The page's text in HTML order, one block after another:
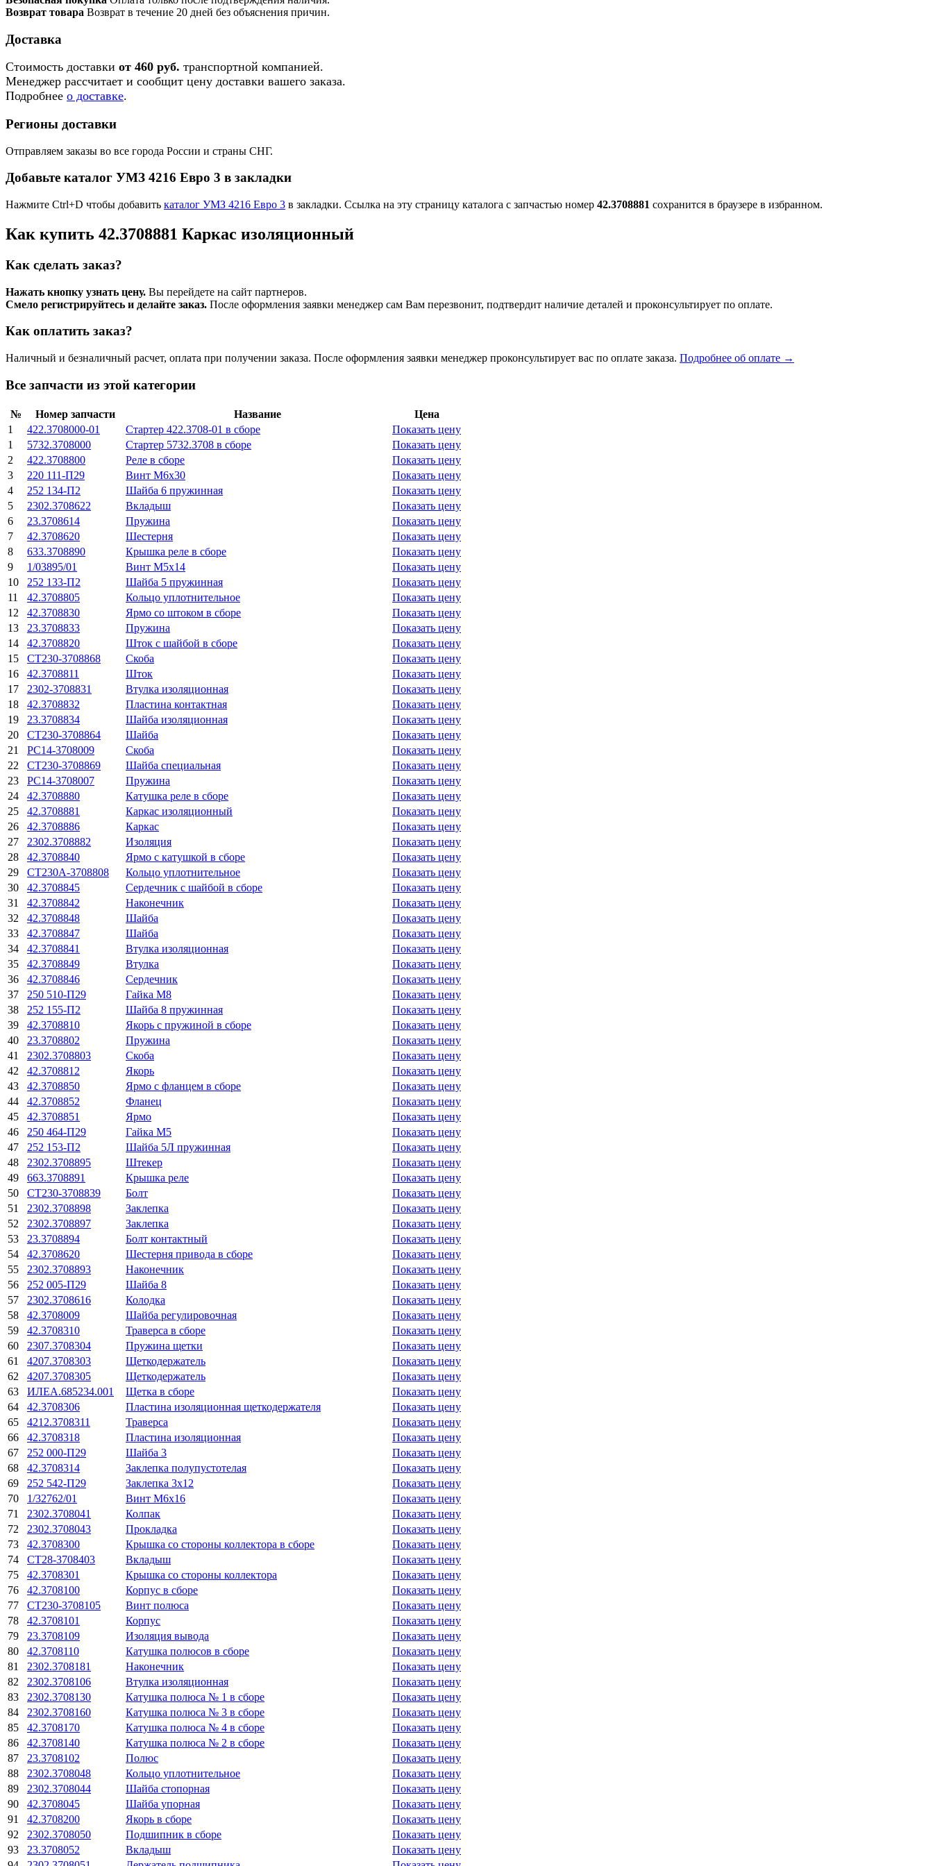
Возврат товара Возврат в течение 20 дней без объяснения причин.
Доставка
Стоимость доставки от 460 руб. транспортной компанией.
Менеджер рассчитает и сообщит цену доставки вашего заказа.
Подробнее о доставке.
Регионы доставки
Отправляем заказы во все города России и страны СНГ.
Добавьте каталог УМЗ 4216 Евро 3 в закладки
Нажмите Ctrl+D чтобы добавить каталог УМЗ 4216 Евро 3 в закладки. Ссылка на эту страницу каталога с запчастью номер 42.3708881 сохранится в браузере в избранном.
Как купить 42.3708881 Каркас изоляционный
Как сделать заказ?
Нажать кнопку узнать цену. Вы перейдете на сайт партнеров.
Смело регистрируйтесь и делайте заказ. После оформления заявки менеджер сам Вам перезвонит, подтвердит наличие деталей и проконсультирует по оплате.
Как оплатить заказ?
Наличный и безналичный расчет, оплата при получении заказа. После оформления заявки менеджер проконсультирует вас по оплате заказа. Подробнее об оплате →
Все запчасти из этой категории
№ Номер запчасти Название
Цена
1
422.3708000-01 Стартер 422.3708-01 в сборе
Показать цену
1
5732.3708000 Стартер 5732.3708 в сборе
Показать цену
2
422.3708800 Реле в сборе
Показать цену
3
220 111-П29 Винт М6х30
Показать цену
4
252 134-П2 Шайба 6 пружинная
Показать цену
5
2302.3708622 Вкладыш
Показать цену
6
23.3708614 Пружина
Показать цену
7
42.3708620 Шестерня
Показать цену
8
633.3708890 Крышка реле в сборе
Показать цену
9
1/03895/01 Винт М5х14
Показать цену
10
252 133-П2 Шайба 5 пружинная
Показать цену
11
42.3708805 Кольцо уплотнительное
Показать цену
12
42.3708830 Ярмо со штоком в сборе
Показать цену
13
23.3708833 Пружина
Показать цену
14
42.3708820 Шток с шайбой в сборе
Показать цену
15
СТ230-3708868 Скоба
Показать цену
16
42.3708811 Шток
Показать цену
17
2302-3708831 Втулка изоляционная
Показать цену
18
42.3708832 Пластина контактная
Показать цену
19
23.3708834 Шайба изоляционная
Показать цену
20
СТ230-3708864 Шайба
Показать цену
21
РС14-3708009 Скоба
Показать цену
22
СТ230-3708869 Шайба специальная
Показать цену
23
РС14-3708007 Пружина
Показать цену
24
42.3708880 Катушка реле в сборе
Показать цену
25
42.3708881 Каркас изоляционный
Показать цену
26
42.3708886 Каркас
Показать цену
27
2302.3708882 Изоляция
Показать цену
28
42.3708840 Ярмо с катушкой в сборе
Показать цену
29
СТ230А-3708808 Кольцо уплотнительное
Показать цену
30
42.3708845 Сердечник с шайбой в сборе
Показать цену
31
42.3708842 Наконечник
Показать цену
32
42.3708848 Шайба
Показать цену
33
42.3708847 Шайба
Показать цену
34
42.3708841 Втулка изоляционная
Показать цену
35
42.3708849 Втулка
Показать цену
36
42.3708846 Сердечник
Показать цену
37
250 510-П29 Гайка М8
Показать цену
38
252 155-П2 Шайба 8 пружинная
Показать цену
39
42.3708810 Якорь с пружиной в сборе
Показать цену
40
23.3708802 Пружина
Показать цену
41
2302.3708803 Скоба
Показать цену
42
42.3708812 Якорь
Показать цену
43
42.3708850 Ярмо с фланцем в сборе
Показать цену
44
42.3708852 Фланец
Показать цену
45
42.3708851 Ярмо
Показать цену
46
250 464-П29 Гайка М5
Показать цену
47
252 153-П2 Шайба 5Л пружинная
Показать цену
48
2302.3708895 Штекер
Показать цену
49
663.3708891 Крышка реле
Показать цену
50
СТ230-3708839 Болт
Показать цену
51
2302.3708898 Заклепка
Показать цену
52
2302.3708897 Заклепка
Показать цену
53
23.3708894 Болт контактный
Показать цену
54
42.3708620 Шестерня привода в сборе
Показать цену
55
2302.3708893 Наконечник
Показать цену
56
252 005-П29 Шайба 8
Показать цену
57
2302.3708616 Колодка
Показать цену
58
42.3708009 Шайба регулировочная
Показать цену
59
42.3708310 Траверса в сборе
Показать цену
60
2307.3708304 Пружина щетки
Показать цену
61
4207.3708303 Щеткодержатель
Показать цену
62
4207.3708305 Щеткодержатель
Показать цену
63
ИЛЕА.685234.001 Щетка в сборе
Показать цену
64
42.3708306 Пластина изоляционная щеткодержателя
Показать цену
65
4212.3708311 Траверса
Показать цену
66
42.3708318 Пластина изоляционная
Показать цену
67
252 000-П29 Шайба 3
Показать цену
68
42.3708314 Заклепка полупустотелая
Показать цену
69
252 542-П29 Заклепка 3х12
Показать цену
70
1/32762/01 Винт М6х16
Показать цену
71
2302.3708041 Колпак
Показать цену
72
2302.3708043 Прокладка
Показать цену
73
42.3708300 Крышка со стороны коллектора в сборе
Показать цену
74
СТ28-3708403 Вкладыш
Показать цену
75
42.3708301 Крышка со стороны коллектора
Показать цену
76
42.3708100 Корпус в сборе
Показать цену
77
СТ230-3708105 Винт полюса
Показать цену
78
42.3708101 Корпус
Показать цену
79
23.3708109 Изоляция вывода
Показать цену
80
42.3708110 Катушка полюсов в сборе
Показать цену
81
2302.3708181 Наконечник
Показать цену
82
2302.3708106 Втулка изоляционная
Показать цену
83
2302.3708130 Катушка полюса № 1 в сборе
Показать цену
84
2302.3708160 Катушка полюса № 3 в сборе
Показать цену
85
42.3708170 Катушка полюса № 4 в сборе
Показать цену
86
42.3708140 Катушка полюса № 2 в сборе
Показать цену
87
23.3708102 Полюс
Показать цену
88
2302.3708048 Кольцо уплотнительное
Показать цену
89
2302.3708044 Шайба стопорная
Показать цену
90
42.3708045 Шайба упорная
Показать цену
91
42.3708200 Якорь в сборе
Показать цену
92
2302.3708050 Подшипник в сборе
Показать цену
93
23.3708052 Вкладыш
Показать цену